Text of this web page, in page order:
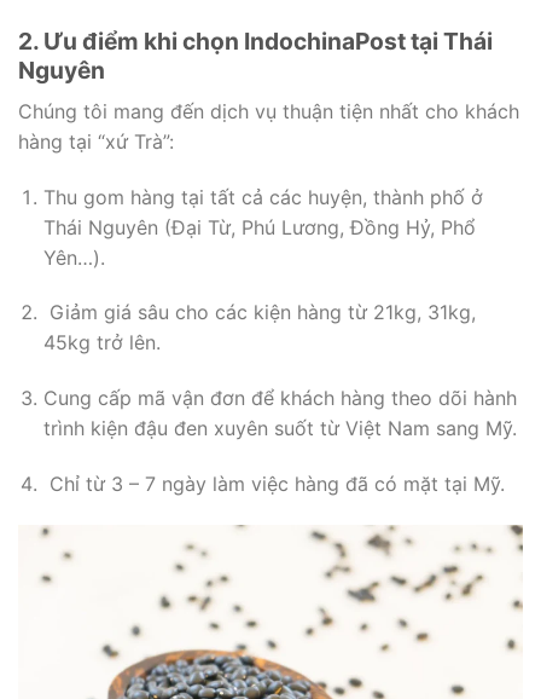
2. Ưu điểm khi chọn IndochinaPost tại Thái
Nguyên
Chúng tôi mang đến dịch vụ thuận tiện nhất cho khách
hàng tại “xứ Trà”:
Thu gom hàng tại tất cả các huyện, thành phố ở
Thái Nguyên (Đại Từ, Phú Lương, Đồng Hỷ, Phổ
Yên…).
Giảm giá sâu cho các kiện hàng từ 21kg, 31kg,
45kg trở lên.
Cung cấp mã vận đơn để khách hàng theo dõi hành
trình kiện đậu đen xuyên suốt từ Việt Nam sang Mỹ.
Chỉ từ 3 – 7 ngày làm việc hàng đã có mặt tại Mỹ.